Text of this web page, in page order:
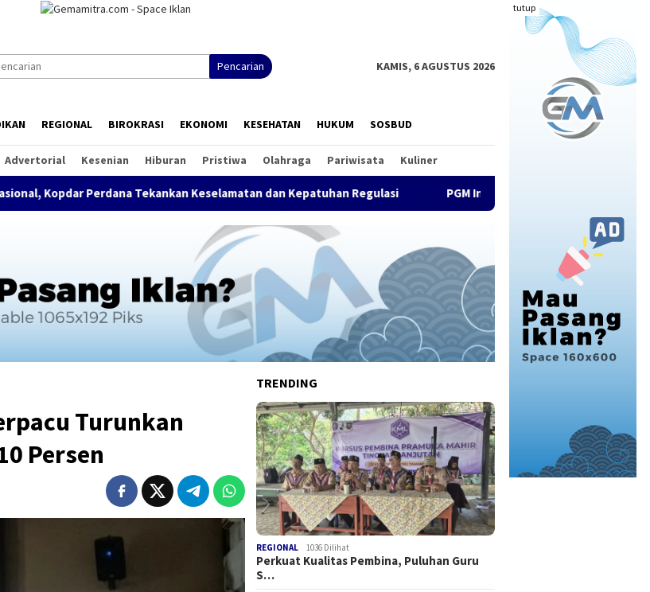
tutup
Pencarian KAMIS, 6 AGUSTUS 2026
REGIONAL BIROKRASI EKONOMI KESEHATAN HUKUM SOSBUD
Advertorial Kesenian Hiburan Pristiwa Olahraga Pariwisata Kuliner
Tekankan Keselamatan dan Kepatuhan Regulasi PGM Indonesia Anugerahkan PGM Award 2026 kepada
Turunkan
Persen
TRENDING
REGIONAL 1036 Dilihat
Perkuat Kualitas Pembina, Puluhan Guru
S…